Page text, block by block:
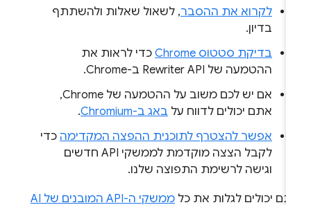
לקרוא את ההסבר, לשאול שאלות ולהשתתף
בדיון.
בדיקת סטטוס Chrome
כדי לראות את
ההטמעה של Rewriter API ב-Chrome.
אם יש לכם משוב על ההטמעה של Chrome,
אתם יכולים לדווח על באג ב-Chromium
.
אפשר להצטרף לתוכנית ההפצה המקדימהכדי
לקבל הצצה מוקדמת לממשקי API חדשים
וגישה לרשימת התפוצה שלנו.
יכולים לגלות את כל ממשקי ה-API המובנים של AI